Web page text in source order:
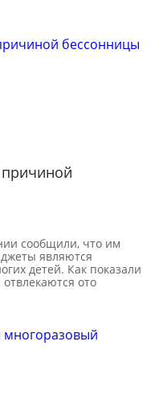
сообщили, что им
являются
детей. Как показали
ото